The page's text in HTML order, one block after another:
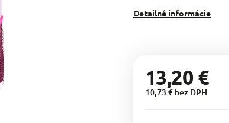
Detailné informácie
13,20 €
10,73 € bez DPH